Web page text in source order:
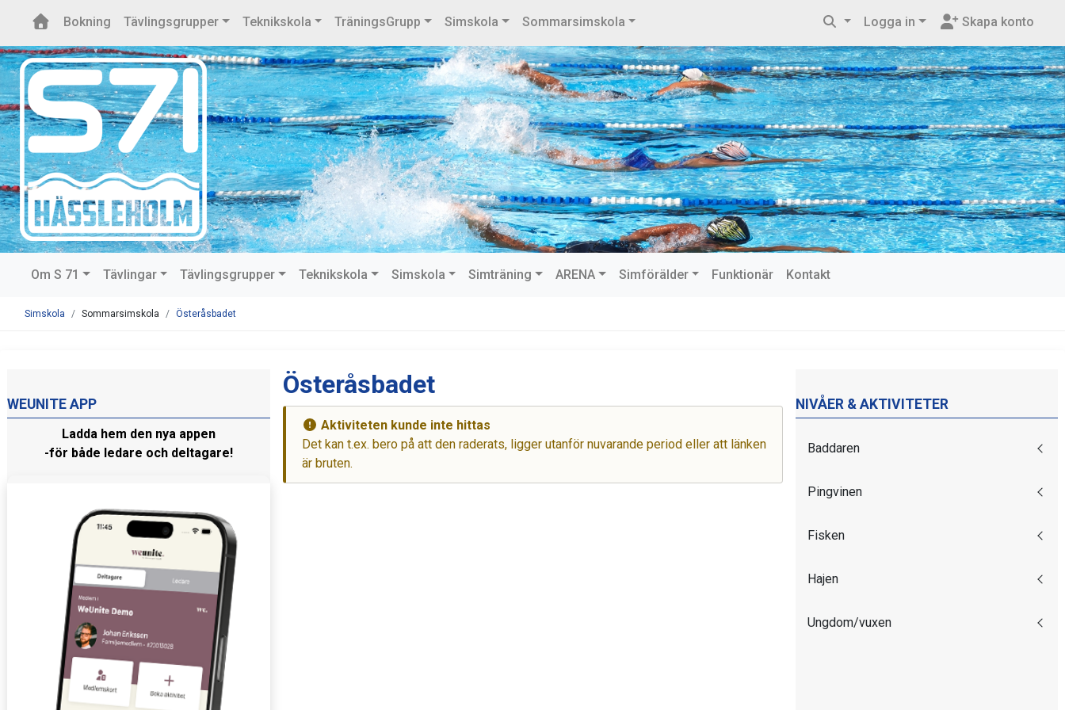
Bokning Tävlingsgrupper Teknikskola TräningsGrupp Simskola Sommarsimskola Logga in Skapa konto
Om S 71 Tävlingar Tävlingsgrupper Teknikskola Simskola Simträning ARENA Simförälder Funktionär Kontakt
Simskola Sommarsimskola Österåsbadet
WEUNITE APP
Ladda hem den nya appen
-för både ledare och deltagare!
Österåsbadet
Aktiviteten kunde inte hittas
Det kan t.ex. bero på att den raderats, ligger utanför nuvarande period eller att länken
är bruten.
NIVÅER & AKTIVITETER
Baddaren
Pingvinen
Fisken
Hajen
Ungdom/vuxen